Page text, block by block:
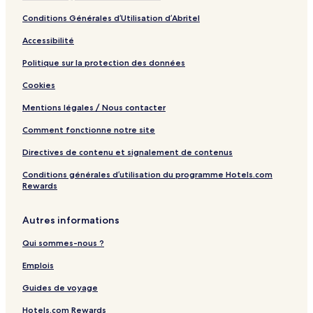
Conditions Générales d’Utilisation d’Abritel
Accessibilité
Politique sur la protection des données
Cookies
Mentions légales / Nous contacter
Comment fonctionne notre site
Directives de contenu et signalement de contenus
Conditions générales d’utilisation du programme Hotels.com
Rewards
Autres informations
Qui sommes-nous ?
Emplois
Guides de voyage
Hotels.com Rewards